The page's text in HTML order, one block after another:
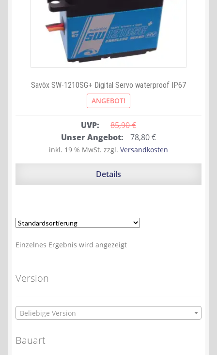
Savöx SW-1210SG+ Digital Servo waterproof IP67
ANGEBOT!
UVP: 85,90 €
Ursprünglicher
Preis
war:
Unser Angebot: 78,80€Aktueller
Preis
ist:
inkl. 19 % MwSt. zzgl. Versandkosten
Details
Einzelnes Ergebnis wird angezeigt
Version
Beliebige Version
Bauart